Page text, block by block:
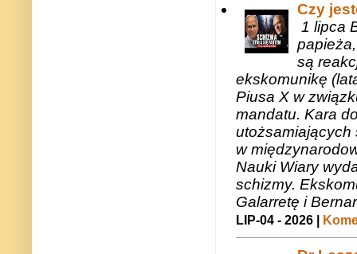
Czy
1 lipca
są
ekskomunikę
Piusa X w
mandatu. Kara
utożsamiających
w
Nauki Wiary
schizmy.
Galarretę i
LIP-04 - 2026 |